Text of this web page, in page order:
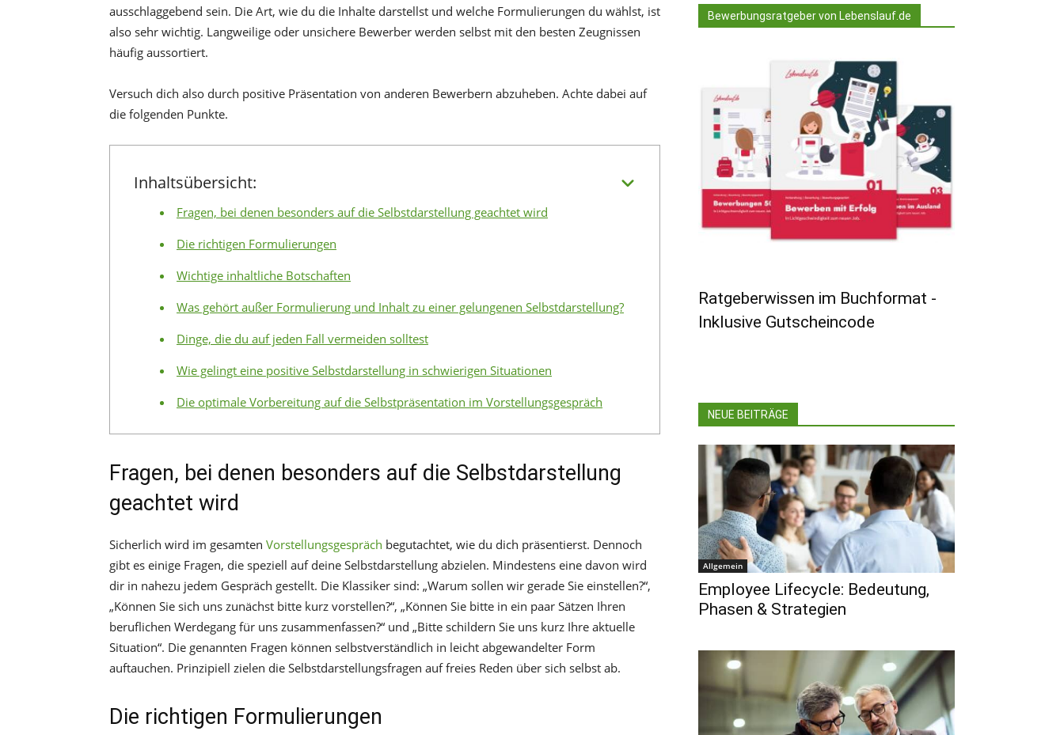
ausschlaggebend sein. Die Art, wie du die Inhalte darstellst und welche Formulierungen du wählst, ist
also sehr wichtig. Langweilige oder unsichere Bewerber werden selbst mit den besten Zeugnissen
häufig aussortiert.
Versuch dich also durch positive Präsentation von anderen Bewerbern abzuheben. Achte dabei auf
die folgenden Punkte.
Inhaltsübersicht:
Fragen, bei denen besonders auf die Selbstdarstellung geachtet wird
Die richtigen Formulierungen
Wichtige inhaltliche Botschaften
Was gehört außer Formulierung und Inhalt zu einer gelungenen Selbstdarstellung?
Dinge, die du auf jeden Fall vermeiden solltest
Wie gelingt eine positive Selbstdarstellung in schwierigen Situationen
Die optimale Vorbereitung auf die Selbstpräsentation im Vorstellungsgespräch
Fragen, bei denen besonders auf die Selbstdarstellung
geachtet wird
Sicherlich wird im gesamten Vorstellungsgespräch begutachtet, wie du dich präsentierst. Dennoch
gibt es einige Fragen, die speziell auf deine Selbstdarstellung abzielen. Mindestens eine davon wird
dir in nahezu jedem Gespräch gestellt. Die Klassiker sind: „Warum sollen wir gerade Sie einstellen?“,
„Können Sie sich uns zunächst bitte kurz vorstellen?“, „Können Sie bitte in ein paar Sätzen Ihren
beruflichen Werdegang für uns zusammenfassen?“ und „Bitte schildern Sie uns kurz Ihre aktuelle
Situation“. Die genannten Fragen können selbstverständlich in leicht abgewandelter Form
auftauchen. Prinzipiell zielen die Selbstdarstellungsfragen auf freies Reden über sich selbst ab.
Die richtigen Formulierungen
Bewerbungsratgeber von Lebenslauf.de
Ratgeberwissen im Buchformat -
Inklusive Gutscheincode
NEUE BEITRÄGE
Allgemein
Employee Lifecycle: Bedeutung,
Phasen & Strategien